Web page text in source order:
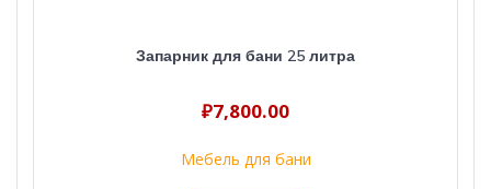
Запарник для бани 25 литра
₽7,800.00
Мебель для бани